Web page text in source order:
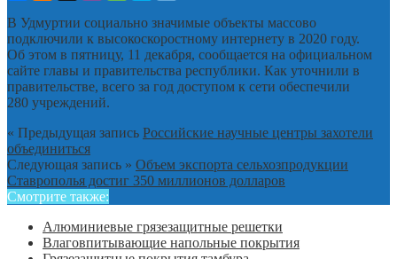
В Удмуртии социально значимые объекты массово
подключили к высокоскоростному интернету в 2020 году.
Об этом в пятницу, 11 декабря, сообщается на официальном
сайте главы и правительства республики. Как уточнили в
правительстве, всего за год доступом к сети обеспечили
280 учреждений.
« Предыдущая запись Российские научные центры захотели
объединиться
Следующая запись » Объем экспорта сельхозпродукции
Ставрополья достиг 350 миллионов долларов
Смотрите также:
Алюминиевые грязезащитные решетки
Влаговпитывающие напольные покрытия